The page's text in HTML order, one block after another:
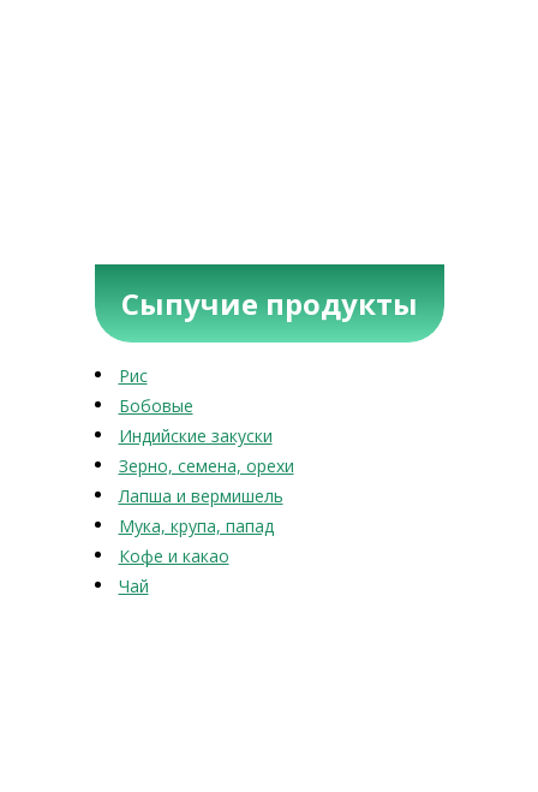
Сыпучие продукты
Рис
Бобовые
Индийские закуски
Зерно, семена, орехи
Лапша и вермишель
Мука, крупа, папад
Кофе и какао
Чай